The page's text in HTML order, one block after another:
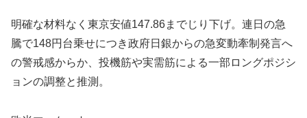
明確な材料なく東京安値147.86までじり下げ。連日の急
騰で148円台乗せにつき政府日銀からの急変動牽制発言へ
の警戒感からか、投機筋や実需筋による一部ロングポジシ
ョンの調整と推測。